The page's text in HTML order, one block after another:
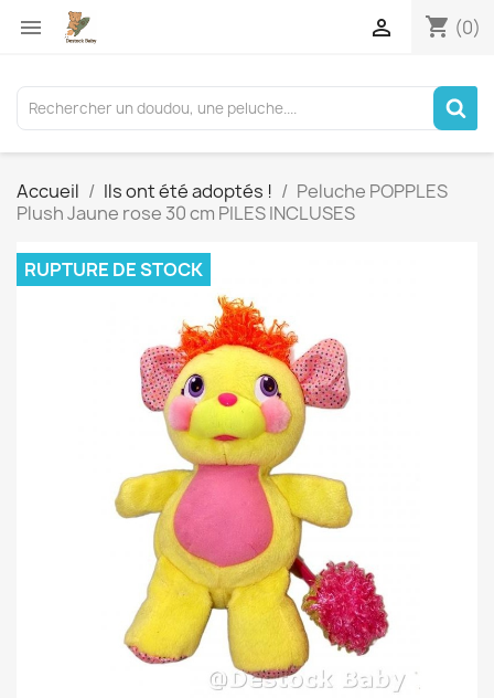
 shopping_cart (0)

Accueil Ils ont été adoptés !
Peluche POPPLES
Plush Jaune rose 30 cm PILES INCLUSES
RUPTURE DE STOCK